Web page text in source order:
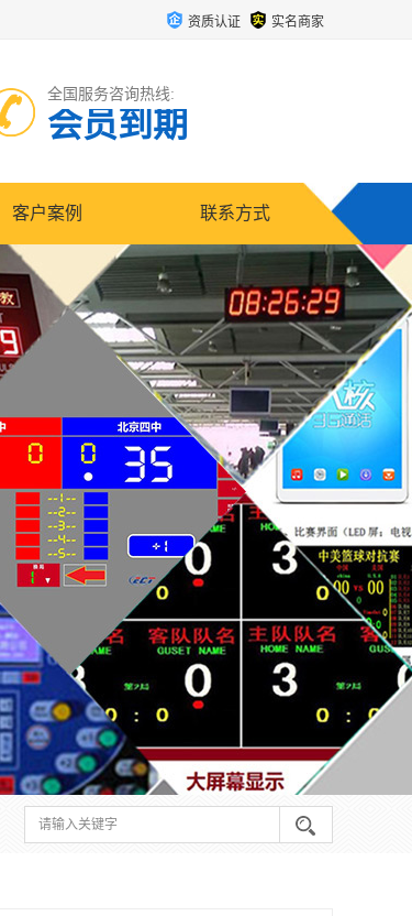
资质认证 实名商家
全国服务咨询热线:
会员到期
客户案例 联系方式